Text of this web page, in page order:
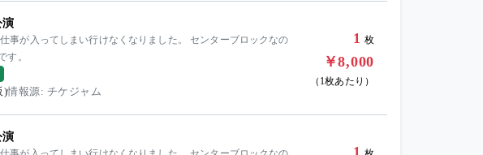
演
が入ってしまい行けなくなりました。 センターブロックなの
す。
)情報源: チケジャム
1 枚
￥8,000
（1枚あたり）
演
1